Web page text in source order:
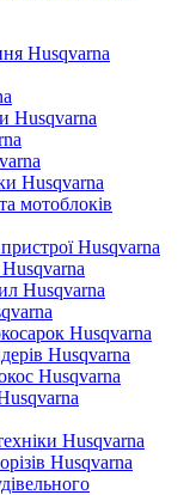
Husqvarna
Husqvarna
Husqvarna
мотоблоків
Husqvarna
Husqvarna
Husqvarna
Husqvarna
Husqvarna
Husqvarna
Husqvarna